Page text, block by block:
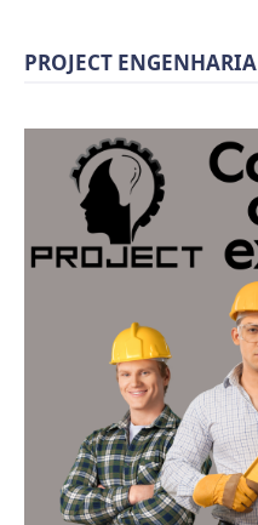
PROJECT ENGENHARIA